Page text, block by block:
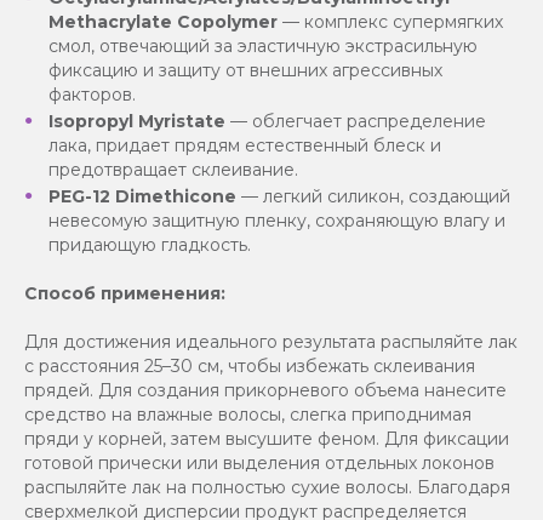
Methacrylate Copolymer — комплекс супермягких
смол, отвечающий за эластичную экстрасильную
фиксацию и защиту от внешних агрессивных
факторов.
Isopropyl Myristate — облегчает распределение
лака, придает прядям естественный блеск и
предотвращает склеивание.
PEG-12 Dimethicone — легкий силикон, создающий
невесомую защитную пленку, сохраняющую влагу и
придающую гладкость.
Способ применения:
Для достижения идеального результата распыляйте лак
с расстояния 25–30 см, чтобы избежать склеивания
прядей. Для создания прикорневого объема нанесите
средство на влажные волосы, слегка приподнимая
пряди у корней, затем высушите феном. Для фиксации
готовой прически или выделения отдельных локонов
распыляйте лак на полностью сухие волосы. Благодаря
сверхмелкой дисперсии продукт распределяется